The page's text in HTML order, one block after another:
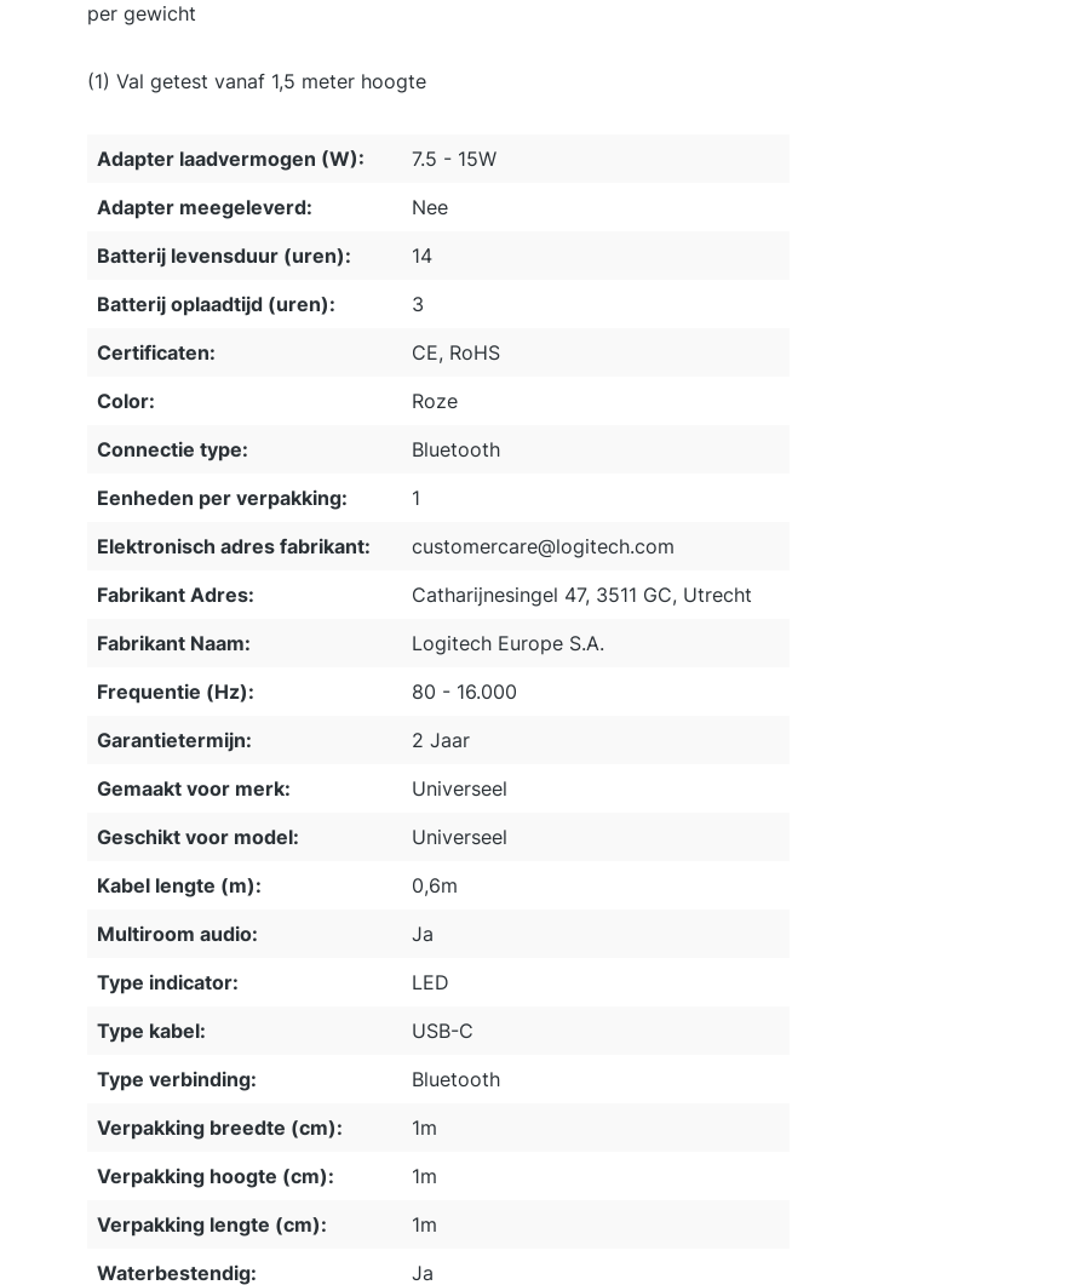
per gewicht
(1) Val getest vanaf 1,5 meter hoogte
Adapter laadvermogen (W):
7.5 - 15W
Adapter meegeleverd:
Nee
Batterij levensduur (uren):
14
Batterij oplaadtijd (uren):
3
Certificaten:
CE, RoHS
Color:
Roze
Connectie type:
Bluetooth
Eenheden per verpakking:
1
Elektronisch adres fabrikant:
customercare@logitech.com
Fabrikant Adres:
Catharijnesingel 47, 3511 GC, Utrecht
Fabrikant Naam:
Logitech Europe S.A.
Frequentie (Hz):
80 - 16.000
Garantietermijn:
2 Jaar
Gemaakt voor merk:
Universeel
Geschikt voor model:
Universeel
Kabel lengte (m):
0,6m
Multiroom audio:
Ja
Type indicator:
LED
Type kabel:
USB-C
Type verbinding:
Bluetooth
Verpakking breedte (cm):
1m
Verpakking hoogte (cm):
1m
Verpakking lengte (cm):
1m
Waterbestendig:
Ja